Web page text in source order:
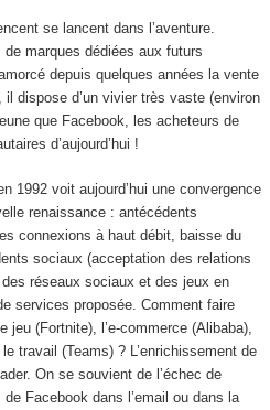
se lancent dans l’aventure.
marques dédiées aux futurs
depuis quelques années la vente
dispose d’un vivier très vaste (environ
que Facebook, les acheteurs de
d’aujourd’hui !
1992 voit aujourd’hui une convergence
renaissance : antécédents
connexions à haut débit, baisse du
sociaux (acceptation des relations
réseaux sociaux et des jeux en
services proposée. Comment faire
(Fortnite), l’e-commerce (Alibaba),
travail (Teams) ? L’enrichissement de
On se souvient de l’échec de
Facebook dans l’email ou dans la